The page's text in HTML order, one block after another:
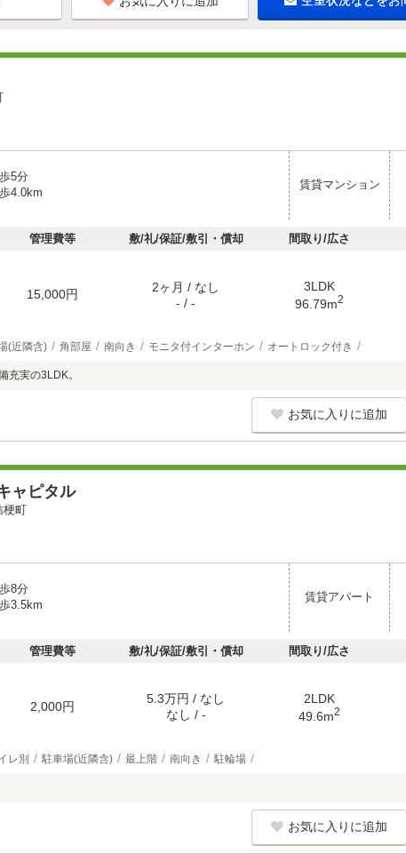
5分
4.0km
賃貸マンション
管理費等 敷/礼/保証/敷引・償却 間取り/広さ
15,000円
2ヶ月 / なし
- / -
3LDK
96.79m2
(近隣含) 角部屋 南向き モニタ付インターホン オートロック付き
充実の3LDK。
お気に入りに追加
ャピタル
梗町
8分
3.5km
賃貸アパート
管理費等 敷/礼/保証/敷引・償却 間取り/広さ
2,000円
5.3万円 / なし
なし / -
2LDK
49.6m2
レ別 駐車場(近隣含) 最上階 南向き 駐輪場
お気に入りに追加